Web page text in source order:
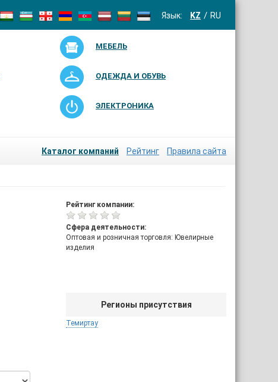
Язык: KZ RU
МЕБЕЛЬ
ОДЕЖДА И ОБУВЬ
ЭЛЕКТРОНИКА
Каталог компаний Рейтинг Правила сайта
Рейтинг компании:
Сфера деятельности:
Оптовая и розничная торговля: Ювелирные
изделия
Регионы присутствия
Темиртау